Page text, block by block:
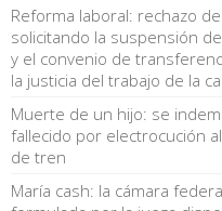
Reforma laboral: rechazo
solicitando la suspensión
y el convenio de
la justicia del trabajo de la
Muerte de un hijo: se
fallecido por electrocución
de tren
María cash: la cámara